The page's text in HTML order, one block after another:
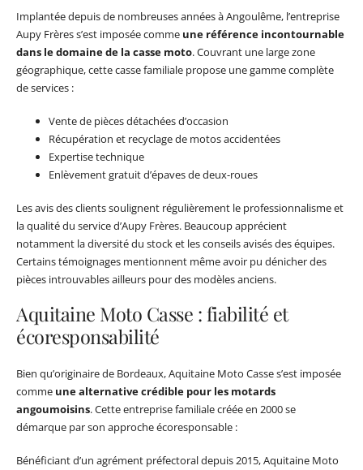
Implantée depuis de nombreuses années à Angoulême, l’entreprise
Aupy Frères s’est imposée comme une référence incontournable
dans le domaine de la casse moto. Couvrant une large zone
géographique, cette casse familiale propose une gamme complète
de services :
Vente de pièces détachées d’occasion
Récupération et recyclage de motos accidentées
Expertise technique
Enlèvement gratuit d’épaves de deux-roues
Les avis des clients soulignent régulièrement le professionnalisme et
la qualité du service d’Aupy Frères. Beaucoup apprécient
notamment la diversité du stock et les conseils avisés des équipes.
Certains témoignages mentionnent même avoir pu dénicher des
pièces introuvables ailleurs pour des modèles anciens.
Aquitaine Moto Casse : fiabilité et
écoresponsabilité
Bien qu’originaire de Bordeaux, Aquitaine Moto Casse s’est imposée
comme une alternative crédible pour les motards
angoumoisins. Cette entreprise familiale créée en 2000 se
démarque par son approche écoresponsable :
Bénéficiant d’un agrément préfectoral depuis 2015, Aquitaine Moto